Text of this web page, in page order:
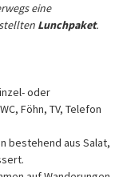
eine
Lunchpaket.
oder
Föhn, TV, Telefon
bestehend aus Salat,